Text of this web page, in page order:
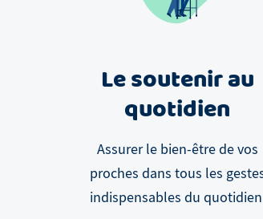
Le soutenir au
quotidien
Assurer le bien-être de vos
proches dans tous les
indispensables du